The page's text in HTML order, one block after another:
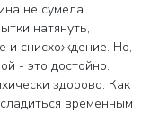
не сумела
натянуть,
и снисхождение. Но,
- это достойно.
здорово. Как
временным